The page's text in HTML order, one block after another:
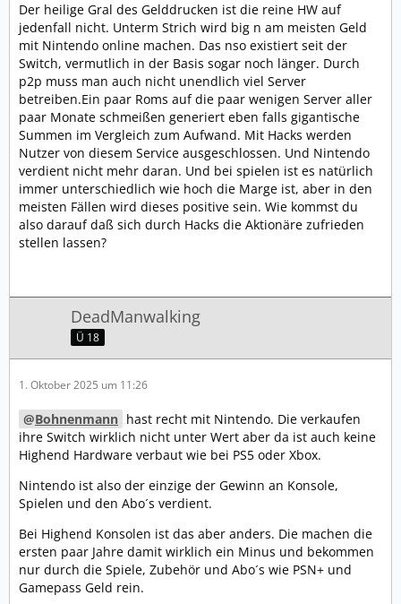
Der heilige Gral des Gelddrucken ist die reine HW auf
jedenfall nicht. Unterm Strich wird big n am meisten Geld
mit Nintendo online machen. Das nso existiert seit der
Switch, vermutlich in der Basis sogar noch länger. Durch
p2p muss man auch nicht unendlich viel Server
betreiben.Ein paar Roms auf die paar wenigen Server aller
paar Monate schmeißen generiert eben falls gigantische
Summen im Vergleich zum Aufwand. Mit Hacks werden
Nutzer von diesem Service ausgeschlossen. Und Nintendo
verdient nicht mehr daran. Und bei spielen ist es natürlich
immer unterschiedlich wie hoch die Marge ist, aber in den
meisten Fällen wird dieses positive sein. Wie kommst du
also darauf daß sich durch Hacks die Aktionäre zufrieden
stellen lassen?
DeadManwalking
Ü 18
1. Oktober 2025 um 11:26
Bohnenmann hast recht mit Nintendo. Die verkaufen
ihre Switch wirklich nicht unter Wert aber da ist auch keine
Highend Hardware verbaut wie bei PS5 oder Xbox.
Nintendo ist also der einzige der Gewinn an Konsole,
Spielen und den Abo´s verdient.
Bei Highend Konsolen ist das aber anders. Die machen die
ersten paar Jahre damit wirklich ein Minus und bekommen
nur durch die Spiele, Zubehör und Abo´s wie PSN+ und
Gamepass Geld rein.